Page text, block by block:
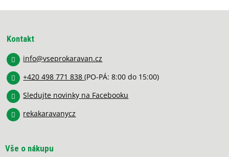
Kontakt
info@vseprokaravan.cz
+420 498 771 838(PO-PÁ: 8:00 do 15:00)
Sledujte novinky na Facebooku
rekakaravanycz
Vše o nákupu